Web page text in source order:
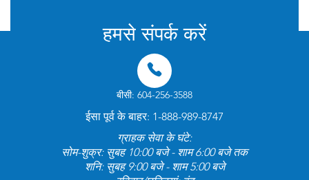
हमसे संपर्क करें
बीसी: 604-256-3588
ईसा पूर्व के बाहर: 1-888-989-8747
ग्राहक सेवा के घंटे:
सोम-शुक्र: सुबह 10:00 बजे - शाम 6:00 बजे तक
शनि: सुबह 9:00 बजे - शाम 5:00 बजे